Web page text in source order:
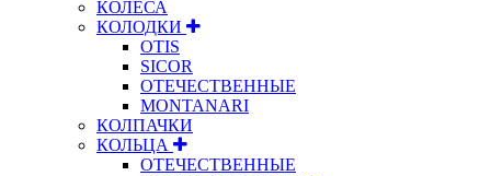
КОЛЁСА
КОЛОДКИ
OTIS
SICOR
ОТЕЧЕСТВЕННЫЕ
MONTANARI
КОЛПАЧКИ
КОЛЬЦА
ОТЕЧЕСТВЕННЫЕ